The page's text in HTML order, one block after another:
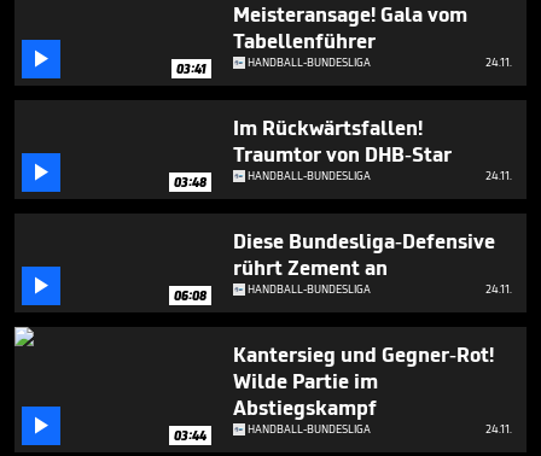
 03:41
Meisteransage! Gala vom
Tabellenführer
HANDBALL-BUNDESLIGA 24.11.
 03:48
Im Rückwärtsfallen!
Traumtor von DHB-Star
HANDBALL-BUNDESLIGA 24.11.
 06:08
Diese Bundesliga-Defensive
rührt Zement an
HANDBALL-BUNDESLIGA 24.11.
 03:44
Kantersieg und Gegner-Rot!
Wilde Partie im
Abstiegskampf
HANDBALL-BUNDESLIGA 24.11.